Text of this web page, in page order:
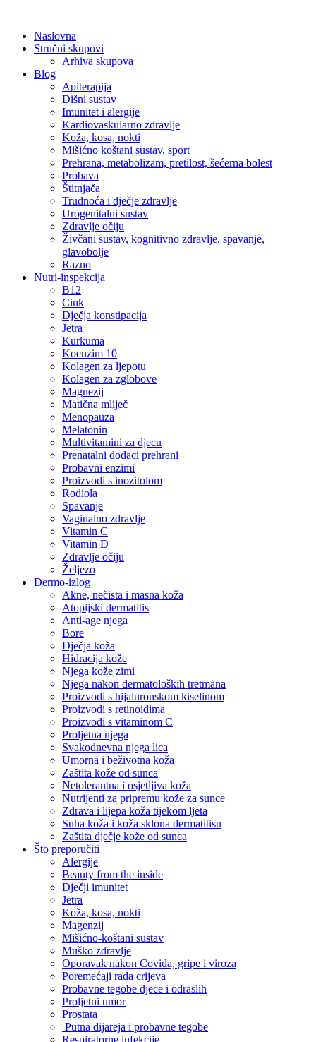
contentNaslovna
Stručni skupovi
Arhiva skupova
Blog
Apiterapija
Dišni sustav
Imunitet i alergije
Kardiovaskularno zdravlje
Koža, kosa, nokti
Mišićno koštani sustav, sport
Prehrana, metabolizam, pretilost, šećerna bolest
Probava
Štitnjača
Trudnoća i dječje zdravlje
Urogenitalni sustav
Zdravlje očiju
Živčani sustav, kognitivno zdravlje, spavanje,
glavobolje
Razno
Nutri-inspekcija
B12
Cink
Dječja konstipacija
Jetra
Kurkuma
Koenzim 10
Kolagen za ljepotu
Kolagen za zglobove
Magnezij
Matična mliječ
Menopauza
Melatonin
Multivitamini za djecu
Prenatalni dodaci prehrani
Probavni enzimi
Proizvodi s inozitolom
Rodiola
Spavanje
Vaginalno zdravlje
Vitamin C
Vitamin D
Zdravlje očiju
Željezo
Dermo-izlog
Akne, nečista i masna koža
Atopijski dermatitis
Anti-age njega
Bore
Dječja koža
Hidracija kože
Njega kože zimi
Njega nakon dermatoloških tretmana
Proizvodi s hijaluronskom kiselinom
Proizvodi s retinoidima
Proizvodi s vitaminom C
Proljetna njega
Svakodnevna njega lica
Umorna i beživotna koža
Zaštita kože od sunca
Netolerantna i osjetljiva koža
Nutrijenti za pripremu kože za sunce
Zdrava i lijepa koža tijekom ljeta
Suha koža i koža sklona dermatitisu
Zaštita dječje kože od sunca
Što preporučiti
Alergije
Beauty from the inside
Dječji imunitet
Jetra
Koža, kosa, nokti
Magenzij
Mišićno-koštani sustav
Muško zdravlje
Oporavak nakon Covida, gripe i viroza
Poremećaji rada crijeva
Probavne tegobe djece i odraslih
Proljetni umor
Prostata
Putna dijareja i probavne tegobe
Respiratorne infekcije